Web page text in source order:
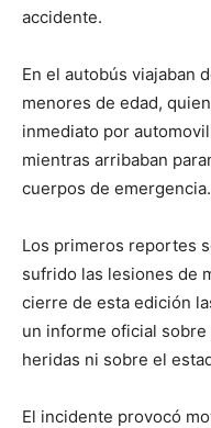
accidente.
En el autobús viajaban
menores de edad,
inmediato por
mientras arribaban
cuerpos de emergencia.
Los primeros reportes
sufrido las lesiones de
cierre de esta edición
un informe oficial
heridas ni sobre el
El incidente provocó